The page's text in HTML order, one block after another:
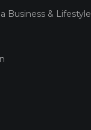
Business & Lifestyle